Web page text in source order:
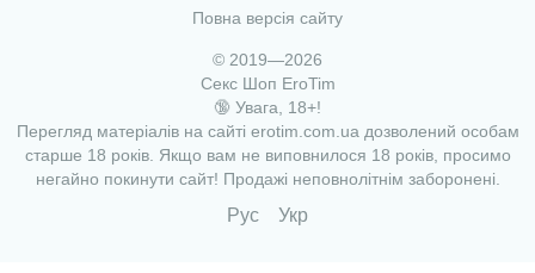
Повна версія сайту
© 2019—2026
Секс Шоп EroTim
🔞 Увага, 18+!
Перегляд матеріалів на сайті erotim.com.ua дозволений особам
старше 18 років. Якщо вам не виповнилося 18 років, просимо
негайно покинути сайт! Продажі неповнолітнім заборонені.
Рус Укр